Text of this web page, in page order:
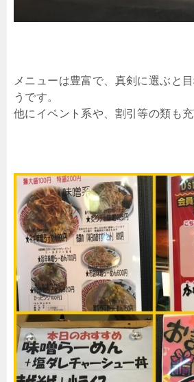
メニューは豊富で、真剣に選ぶと
うです。
他にイベント系や、割引等の類も